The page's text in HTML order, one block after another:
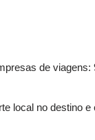
de viagens:
local no destino e